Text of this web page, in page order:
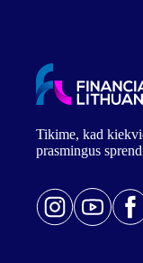
Tikime, kad
prasmingus